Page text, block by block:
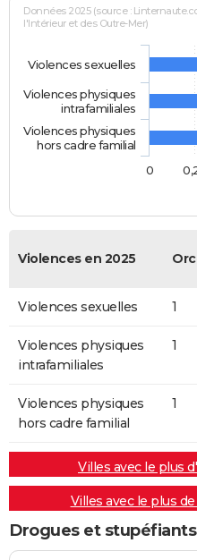
Données 2025 (source :
l'Intérieur et des Outre-Mer)
Violences sexuelles
Violences physiques
intrafamiliales
Violences physiques
hors cadre familial
0
Violences en 2025
Violences sexuelles 1
Violences physiques
intrafamiliales
1
Violences physiques
hors cadre familial
1
Villes avec le plus
Villes avec le plus
Drogues et